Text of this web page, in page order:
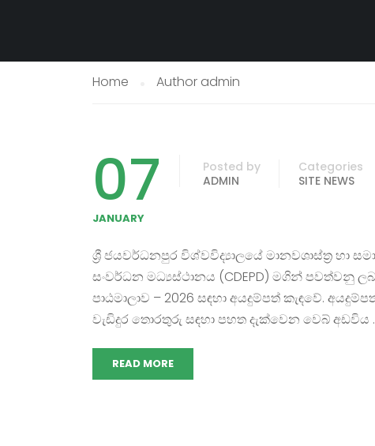
Home Author admin
07
JANUARY
Posted by
ADMIN
Categories
SITE NEWS
ශ්‍රී ජයවර්ධනපුර විශ්වවිද්‍යාලයේ මානවශාස්ත්‍ර හා
සංවර්ධන මධ්‍යස්ථානය (CDEPD) මගින් පවත්වනු
පාඨමාලාව – 2026 සඳහා අයදුම්පත් කැඳවේ.
වැඩිදුර තොරතුරු සඳහා පහත දැක්වෙන වෙබ් අඩවිය
READ MORE